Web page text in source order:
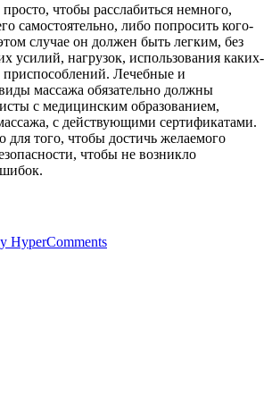
чтобы расслабиться немного,
самостоятельно, либо попросить кого-
случае он должен быть легким, без
усилий, нагрузок, использования каких-
Лечебные и
массажа обязательно должны
с медицинским образованием,
с действующими сертификатами.
для того, чтобы достичь желаемого
чтобы не возникло
HyperComments